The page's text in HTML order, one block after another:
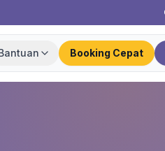
Booking Cepat